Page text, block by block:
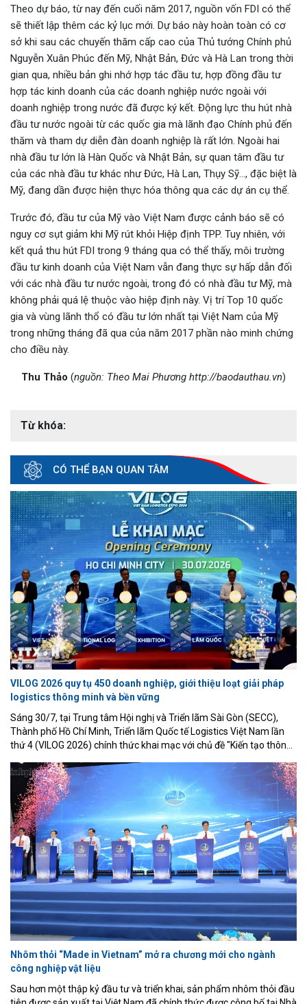
Theo dự báo, từ nay đến cuối năm 2017, nguồn vốn FDI có thể
sẽ thiết lập thêm các kỷ lục mới. Dự báo này hoàn toàn có cơ
sở khi sau các chuyến thăm cấp cao của Thủ tướng Chính phủ
Nguyễn Xuân Phúc đến Mỹ, Nhật Bản, Đức và Hà Lan trong thời
gian qua, nhiều bản ghi nhớ hợp tác đầu tư, hợp đồng đầu tư
hợp tác kinh doanh của các doanh nghiệp nước ngoài với
doanh nghiệp trong nước đã được ký kết. Động lực thu hút nhà
đầu tư nước ngoài từ các quốc gia mà lãnh đạo Chính phủ đến
thăm và tham dự diễn đàn doanh nghiệp là rất lớn. Ngoài hai
nhà đầu tư lớn là Hàn Quốc và Nhật Bản, sự quan tâm đầu tư
của các nhà đầu tư khác như Đức, Hà Lan, Thụy Sỹ…, đặc biệt là
Mỹ, đang dần được hiện thực hóa thông qua các dự án cụ thể.
Trước đó, đầu tư của Mỹ vào Việt Nam được cảnh báo sẽ có
nguy cơ sụt giảm khi Mỹ rút khỏi Hiệp định TPP. Tuy nhiên, với
kết quả thu hút FDI trong 9 tháng qua có thể thấy, môi trường
đầu tư kinh doanh của Việt Nam vẫn đang thực sự hấp dẫn đối
với các nhà đầu tư nước ngoài, trong đó có nhà đầu tư Mỹ, mà
không phải quá lệ thuộc vào hiệp định này. Vị trí Top 10 quốc
gia và vùng lãnh thổ có đầu tư lớn nhất tại Việt Nam của Mỹ
trong những tháng đã qua của năm 2017 phần nào minh chứng
cho điều này.
Thu Thảo (nguồn: Theo Mai Phương http://baodauthau.vn)
Từ khóa:
CÓ THỂ BẠN QUAN TÂM
VILOG 2026 quy tụ 450 doanh nghiệp, giới thiệu loạt giải pháp
logistics thông minh và bền vững
Sáng 30/7, tại Trung tâm Hội nghị và Triển lãm Sài Gòn (SECC),
Thành phố Hồ Chí Minh, Triển lãm Quốc tế Logistics Việt Nam lần
thứ 4 (VILOG 2026) chính thức khai mạc với chủ đề "Kiến tạo thông
quốc gia và vùng lãnh thổ cùng hơn 550 gian hàng, tiếp tục khẳng
định vai trò là một trong những diễn đàn kết nối quan trọng nhất
của ngành logistics Việt Nam.
Nhôm thỏi “Made in Vietnam” mở ra chương mới cho ngành
công nghiệp vật liệu
Sau hơn một thập kỷ đầu tư và triển khai, sản phẩm nhôm thỏi đầu